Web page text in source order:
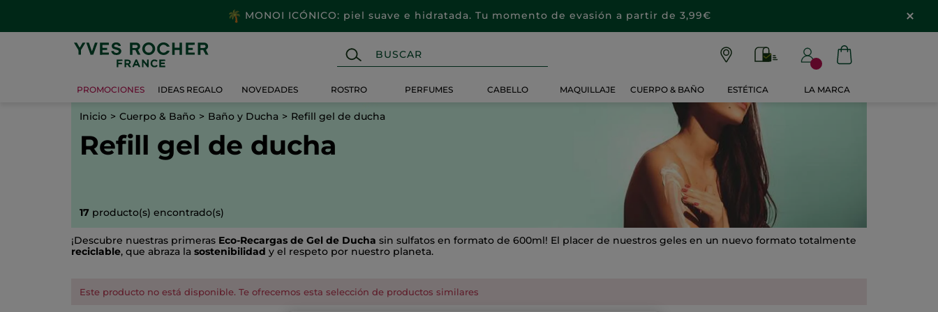
MONOI ICÓNICO: piel suave e hidratada. Tu momento de evasión a partir de 3,99€
PROMOCIONES IDEAS REGALO NOVEDADES ROSTRO PERFUMES CABELLO MAQUILLAJE CUERPO & BAÑO ESTÉTICA LA MARCA
Inicio Cuerpo & Baño Baño y Ducha Refill gel de ducha
Refill gel de ducha
17 producto(s) encontrado(s)
¡Descubre nuestras primeras Eco-Recargas de Gel de Ducha sin sulfatos en formato de 600ml! El placer de nuestros geles en un nuevo formato totalmente
reciclable, que abraza la sostenibilidad y el respeto por nuestro planeta.
Este producto no está disponible. Te ofrecemos esta selección de productos similares